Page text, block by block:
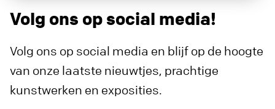
Volg ons op social media!
Volg ons op social media en blijf op de hoogte
van onze laatste nieuwtjes, prachtige
kunstwerken en exposities.